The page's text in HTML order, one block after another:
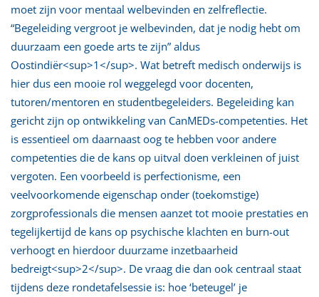
moet zijn voor mentaal welbevinden en zelfreflectie.
“Begeleiding vergroot je welbevinden, dat je nodig hebt om
duurzaam een goede arts te zijn” aldus
Oostindiër<sup>1</sup>. Wat betreft medisch onderwijs is
hier dus een mooie rol weggelegd voor docenten,
tutoren/mentoren en studentbegeleiders. Begeleiding kan
gericht zijn op ontwikkeling van CanMEDs-competenties. Het
is essentieel om daarnaast oog te hebben voor andere
competenties die de kans op uitval doen verkleinen of juist
vergoten. Een voorbeeld is perfectionisme, een
veelvoorkomende eigenschap onder (toekomstige)
zorgprofessionals die mensen aanzet tot mooie prestaties en
tegelijkertijd de kans op psychische klachten en burn-out
verhoogt en hierdoor duurzame inzetbaarheid
bedreigt<sup>2</sup>. De vraag die dan ook centraal staat
tijdens deze rondetafelsessie is: hoe ‘beteugel’ je